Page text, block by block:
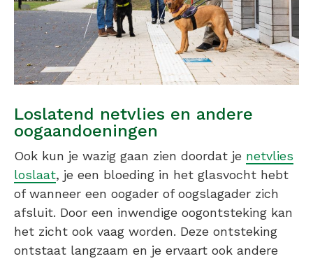
Loslatend netvlies en andere
oogaandoeningen
Ook kun je wazig gaan zien doordat je netvlies
loslaat, je een bloeding in het glasvocht hebt
of wanneer een oogader of oogslagader zich
afsluit. Door een inwendige oogontsteking kan
het zicht ook vaag worden. Deze ontsteking
ontstaat langzaam en je ervaart ook andere